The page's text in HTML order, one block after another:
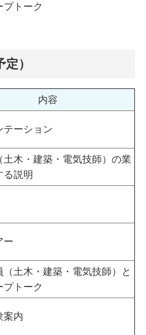
プトーク
）
内容
テーション
土木・建築・電気技師）の業
る説明
ー
（土木・建築・電気技師）と
プトーク
案内